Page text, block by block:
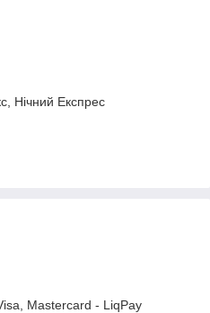
Нічний Експрес
Mastercard - LiqPay